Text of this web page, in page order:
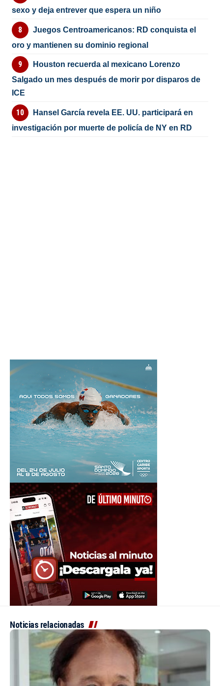
sexo y deja entrever que espera un niño
Juegos Centroamericanos: RD conquista el
oro y mantienen su dominio regional
Houston recuerda al mexicano Lorenzo
Salgado un mes después de morir por disparos de
ICE
Hansel García revela EE. UU. participará en
investigación por muerte de policía de NY en RD
Noticias relacionadas